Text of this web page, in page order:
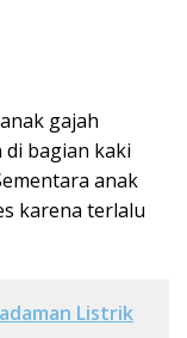
gajah
bagian kaki
anak
karena terlalu
Listrik